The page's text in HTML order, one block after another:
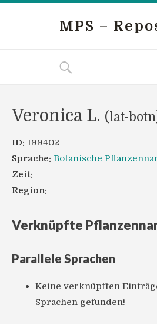
MPS –
Veronica L. (lat-
ID: 199402
Sprache: Botanische
Zeit:
Region:
Verknüpfte
Parallele Sprachen
Keine verknüpften
Sprachen gefunden!